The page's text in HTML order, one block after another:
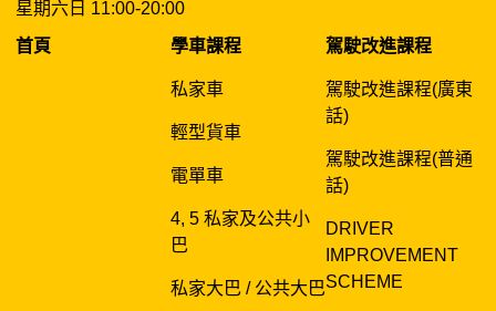
星期六日 11:00-20:00
首頁
學車課程
私家車
輕型貨車
電單車
4, 5 私家及公共小
巴
私家大巴 / 公共大巴
駕駛改進課程
駕駛改進課程(廣東
話)
駕駛改進課程(普通
話)
DRIVER
IMPROVEMENT
SCHEME